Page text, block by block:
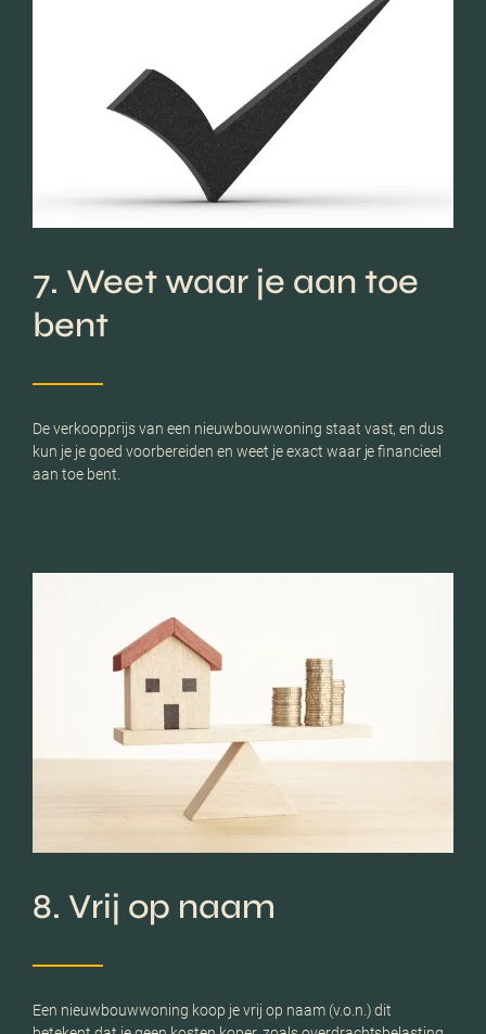
7. Weet waar je aan toe
bent
De verkoopprijs van een nieuwbouwwoning staat vast, en dus
kun je je goed voorbereiden en weet je exact waar je financieel
aan toe bent.
8. Vrij op naam
Een nieuwbouwwoning koop je vrij op naam (v.o.n.) dit